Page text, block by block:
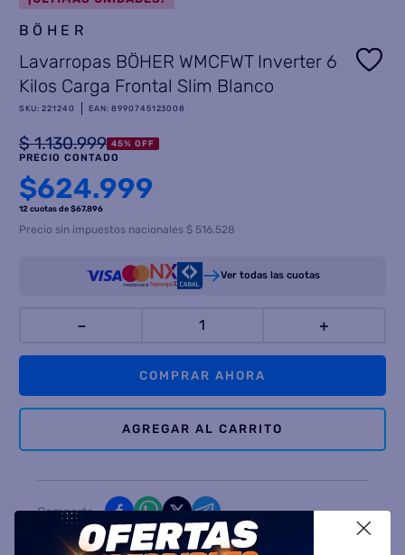
BÖHER
Lavarropas BÖHER WMCFWT Inverter 6
Kilos Carga Frontal Slim Blanco
SKU:221240 EAN:8990745123008
$ 1.130.999 45% OFF
PRECIO CONTADO
$624.999
12 cuotas de $67.896
Precio sin impuestos nacionales $ 516.528
Ver todas las cuotas
＋
－
COMPRAR AHORA
AGREGAR AL CARRITO
Comparte
X
9. freidora aire
10. cocina